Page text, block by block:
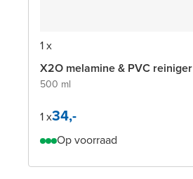
1 x
X2O melamine & PVC reiniger
500 ml
1 x34,-
Op voorraad